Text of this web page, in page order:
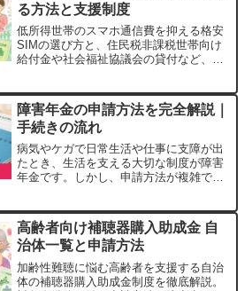
る方法と支援制度
低所得世帯のスマホ通信費を抑える格安
SIMの選び方と、住民税非課税世帯向け
給付金や社会福祉協議会の貸付など、申
障害年金の申請方法を完全解説｜
手続きの流れ
病気やケガで日常生活や仕事に支障が出
たとき、生活を支える大切な制度が障害
年金です。しかし、申請方法が複雑で
は、障害年金の申請手順を初めての方に
も分かり […]
高齢者向け補聴器購入助成金 自
治体一覧と申請方法
加齢性難聴に悩む高齢者を支援する自治
体の補聴器購入助成金制度を徹底解説。